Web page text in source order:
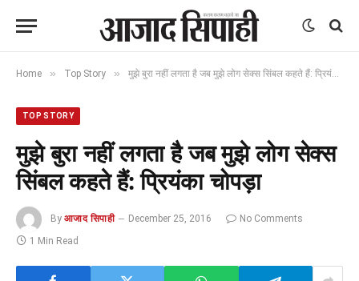
Home » Top Story » मुझे बुरा नहीं लगता है जब मुझे लोग सेक्स सिंबल कहते हैं: प्रियंका चोपड़ा
TOP STORY
मुझे बुरा नहीं लगता है जब मुझे लोग सेक्स
सिंबल कहते हैं: प्रियंका चोपड़ा
By आजाद सिपाही December 25, 2016
No Comments
1 Min Read